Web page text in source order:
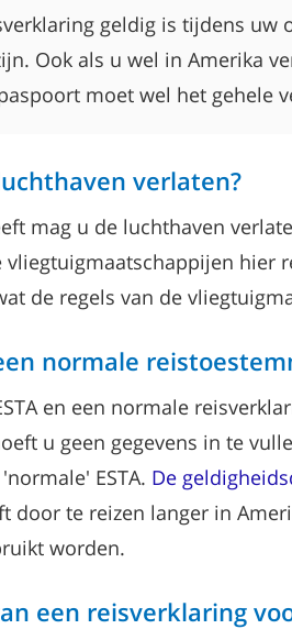
geldig is tijdens uw
Ook als u wel in Amerika
moet wel het gehele
verlaten?
mag u de luchthaven
de regels van de
normale
en een normale
u geen gegevens in te
ESTA. De
door te reizen langer in
worden.
een reisverklaring